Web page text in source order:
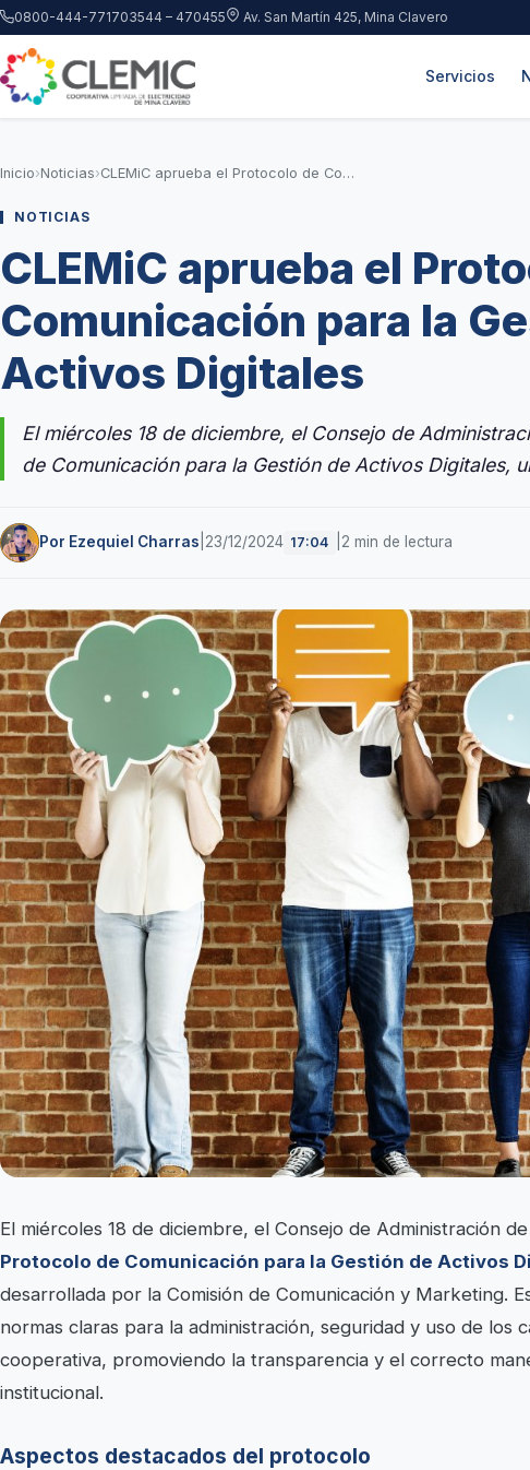
Saltar al contenido principal
0800-444-771703544 – 470455 Av. San Martín 425, Mina Clavero
Servicios
Inicio›Noticias› CLEMiC aprueba el Protocolo de Comunicación para la Gestión de Activos Digitales
NOTICIAS
CLEMiC aprueba el
Comunicación para la
Activos Digitales
El miércoles 18 de diciembre, el Consejo de
de Comunicación para la Gestión de Activos Digitales,
Por Ezequiel Charras 23/12/2024 17:04 2 min de lectura
El miércoles 18 de diciembre, el Consejo de Administración
Protocolo de Comunicación para la Gestión de Activos
desarrollada por la Comisión de Comunicación y Marketing.
normas claras para la administración, seguridad y uso de los
cooperativa, promoviendo la transparencia y el correcto
institucional.
Aspectos destacados del protocolo